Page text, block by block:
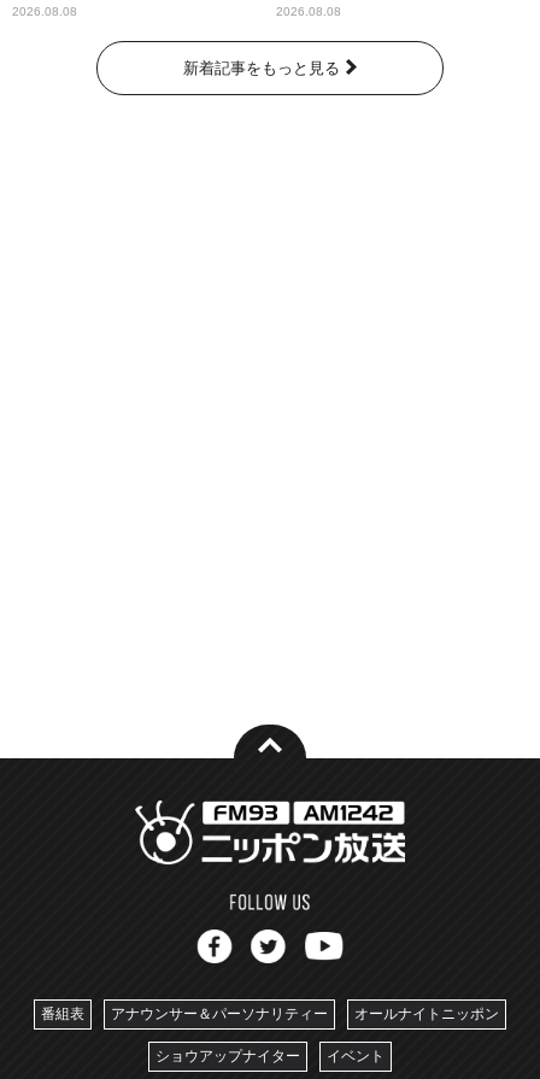
2026.08.08
くれています」
2026.08.08
新着記事をもっと見る
番組表 アナウンサー＆パーソナリティー オールナイトニッポン
ショウアップナイター イベント